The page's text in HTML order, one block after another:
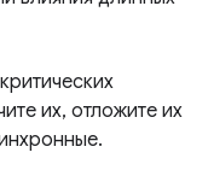
их, отложите их